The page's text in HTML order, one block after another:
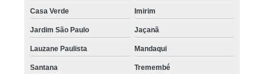
Casa Verde Imirim
Jardim São Paulo Jaçanã
Lauzane Paulista Mandaqui
Santana Tremembé